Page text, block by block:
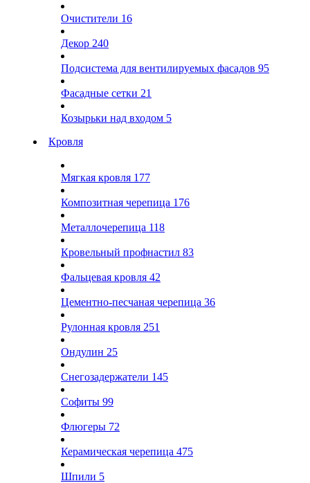
Очистители 16
Декор 240
Подсистема для вентилируемых фасадов 95
Фасадные сетки 21
Козырьки над входом 5
Кровля
Мягкая кровля 177
Композитная черепица 176
Металлочерепица 118
Кровельный профнастил 83
Фальцевая кровля 42
Цементно-песчаная черепица 36
Рулонная кровля 251
Ондулин 25
Снегозадержатели 145
Софиты 99
Флюгеры 72
Керамическая черепица 475
Шпили 5